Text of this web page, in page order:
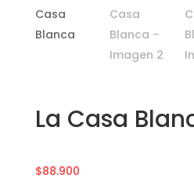
La Casa
$88.900